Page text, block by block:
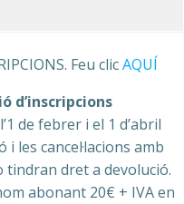
Feu clicAQUÍ
d’inscripcions
de febrer i el 1 d’abril
les cancel·lacions amb
dret a devolució.
abonant 20€ + IVA en